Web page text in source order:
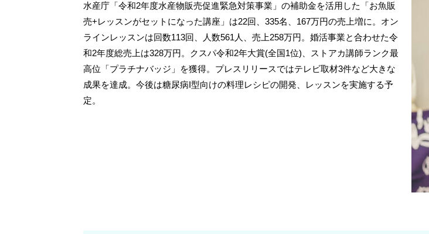
水産庁「令和2年度水産物販売促進緊急対策事業」の補助金を活用した「お魚販
売+レッスンがセットになった講座」は22回、335名、167万円の売上増に。オン
ラインレッスンは回数113回、人数561人、売上258万円。婚活事業と合わせた令
和2年度総売上は328万円。クスパ令和2年大賞(全国1位)、ストアカ講師ランク最
高位「プラチナバッジ」を獲得。プレスリリースではテレビ取材3件など大きな
成果を達成。今後は糖尿病I型向けの料理レシピの開発、レッスンを実施する予
定。